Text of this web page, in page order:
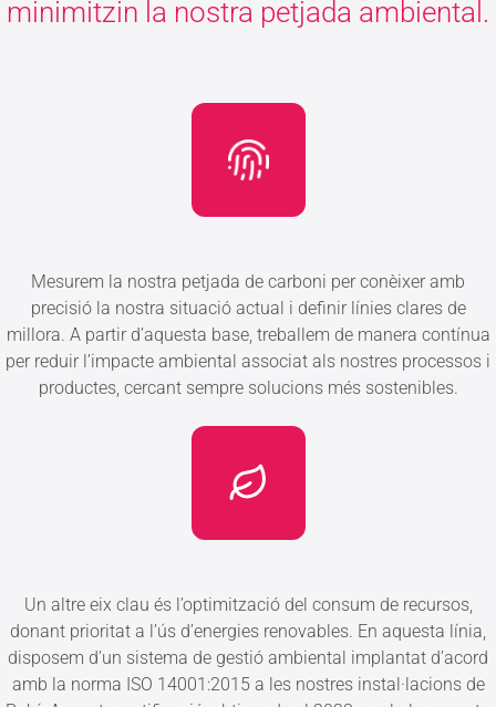
minimitzin la nostra petjada ambiental.
Mesurem la nostra petjada de carboni per conèixer amb
precisió la nostra situació actual i definir línies clares de
millora. A partir d’aquesta base, treballem de manera contínua
per reduir l’impacte ambiental associat als nostres processos i
productes, cercant sempre solucions més sostenibles.
Un altre eix clau és l’optimització del consum de recursos,
donant prioritat a l’ús d’energies renovables. En aquesta línia,
disposem d’un sistema de gestió ambiental implantat d’acord
amb la norma ISO 14001:2015 a les nostres instal·lacions de